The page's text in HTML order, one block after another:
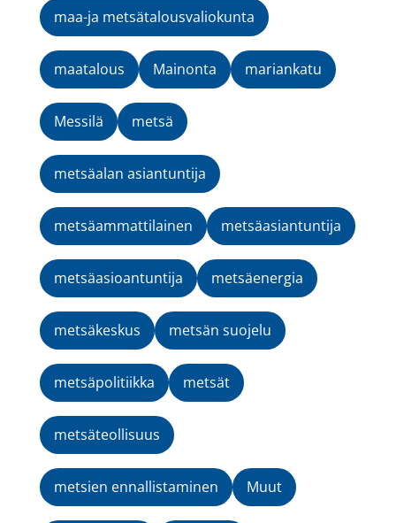
maa-ja metsätalousvaliokunta
maatalous Mainonta mariankatu
Messilä metsä
metsäalan asiantuntija
metsäammattilainen metsäasiantuntija
metsäasioantuntija metsäenergia
metsäkeskus metsän suojelu
metsäpolitiikka metsät
metsäteollisuus
metsien ennallistaminen Muut